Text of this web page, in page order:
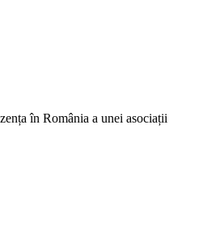
în România a unei asociații